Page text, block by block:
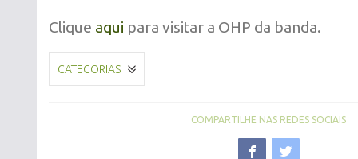
Clique aqui para visitar a OHP da banda.
CATEGORIAS
COMPARTILHE NAS REDES SOCIAIS